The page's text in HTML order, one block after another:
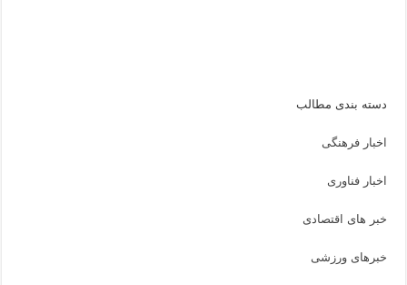
دسته بندی مطالب
اخبار فرهنگی
اخبار فناوری
خبر های اقتصادی
خبرهای ورزشی